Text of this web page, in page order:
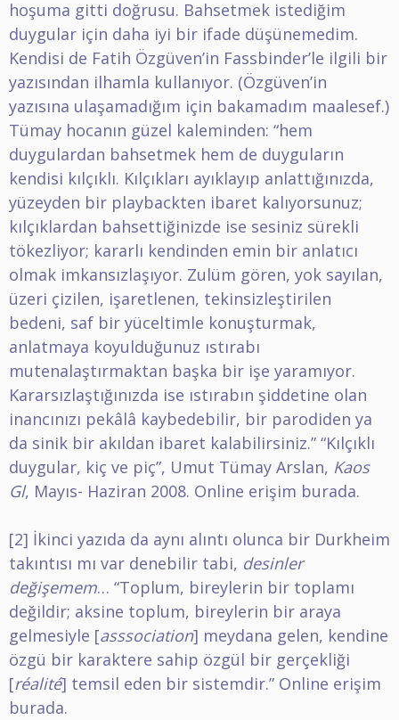
hoşuma gitti doğrusu. Bahsetmek istediğim
duygular için daha iyi bir ifade düşünemedim.
Kendisi de Fatih Özgüven’in Fassbinder’le ilgili bir
yazısından ilhamla kullanıyor. (Özgüven’in
yazısına ulaşamadığım için bakamadım maalesef.)
Tümay hocanın güzel kaleminden: “hem
duygulardan bahsetmek hem de duyguların
kendisi kılçıklı. Kılçıkları ayıklayıp anlattığınızda,
yüzeyden bir playbackten ibaret kalıyorsunuz;
kılçıklardan bahsettiğinizde ise sesiniz sürekli
tökezliyor; kararlı kendinden emin bir anlatıcı
olmak imkansızlaşıyor. Zulüm gören, yok sayılan,
üzeri çizilen, işaretlenen, tekinsizleştirilen
bedeni, saf bir yüceltimle konuşturmak,
anlatmaya koyulduğunuz ıstırabı
mutenalaştırmaktan başka bir işe yaramıyor.
Kararsızlaştığınızda ise ıstırabın şiddetine olan
inancınızı pekâlâ kaybedebilir, bir parodiden ya
da sinik bir akıldan ibaret kalabilirsiniz.” “Kılçıklı
duygular, kiç ve piç”, Umut Tümay Arslan, Kaos
Gl, Mayıs- Haziran 2008. Online erişim burada.
[2] İkinci yazıda da aynı alıntı olunca bir Durkheim
takıntısı mı var denebilir tabi, desinler
değişemem… “Toplum, bireylerin bir toplamı
değildir; aksine toplum, bireylerin bir araya
gelmesiyle [asssociation] meydana gelen, kendine
özgü bir karaktere sahip özgül bir gerçekliği
[réalité] temsil eden bir sistemdir.” Online erişim
burada.